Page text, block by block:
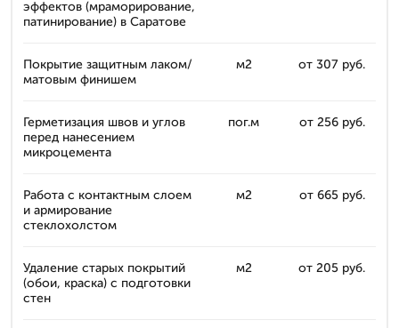
эффектов (мраморирование,
патинирование) в Саратове
Покрытие защитным лаком/
матовым финишем
м2 от 307 руб.
Герметизация швов и углов
перед нанесением
микроцемента
пог.м от 256 руб.
Работа с контактным слоем
и армирование
стеклохолстом
м2 от 665 руб.
Удаление старых покрытий
(обои, краска) с подготовки
стен
м2 от 205 руб.